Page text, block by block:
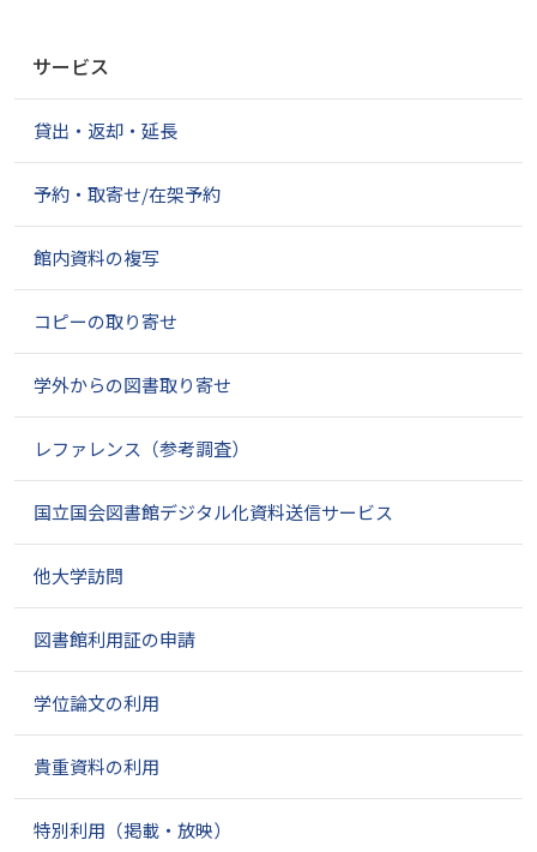
ゲ
シ
ン
サービス
貸出・返却・延長
予約・取寄せ/在架予約
館内資料の複写
コピーの取り寄せ
学外からの図書取り寄せ
レファレンス（参考調査）
国立国会図書館デジタル化資料送信サービス
他大学訪問
図書館利用証の申請
学位論文の利用
貴重資料の利用
特別利用（掲載・放映）